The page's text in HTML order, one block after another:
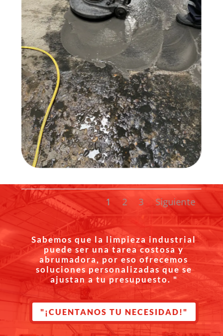
1 2 3 Siguiente
Sabemos que la limpieza industrial
puede ser una tarea costosa y
abrumadora, por eso ofrecemos
soluciones personalizadas que se
ajustan a tu presupuesto. "
"¡CUENTANOS TU NECESIDAD!"